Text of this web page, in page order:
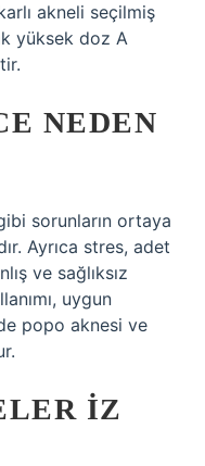
akneli seçilmiş
yüksek doz A
NEDEN
sorunların ortaya
Ayrıca stres, adet
ve sağlıksız
uygun
popo aknesi ve
IZ